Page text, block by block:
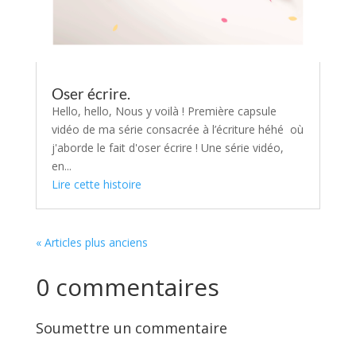
Oser écrire.
Hello, hello, Nous y voilà ! Première capsule
vidéo de ma série consacrée à l’écriture héhé où
j'aborde le fait d'oser écrire ! Une série vidéo,
en...
Lire cette histoire
« Articles plus anciens
0 commentaires
Soumettre un commentaire